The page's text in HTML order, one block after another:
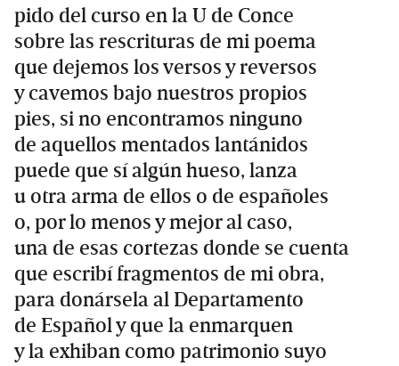
pido del curso en la U de Conce
sobre las rescrituras de mi poema
que dejemos los versos y reversos
y cavemos bajo nuestros propios
pies, si no encontramos ninguno
de aquellos mentados lantánidos
puede que sí algún hueso, lanza
u otra arma de ellos o de españoles
o, por lo menos y mejor al caso,
una de esas cortezas donde se cuenta
que escribí fragmentos de mi obra,
para donársela al Departamento
de Español y que la enmarquen
y la exhiban como patrimonio suyo